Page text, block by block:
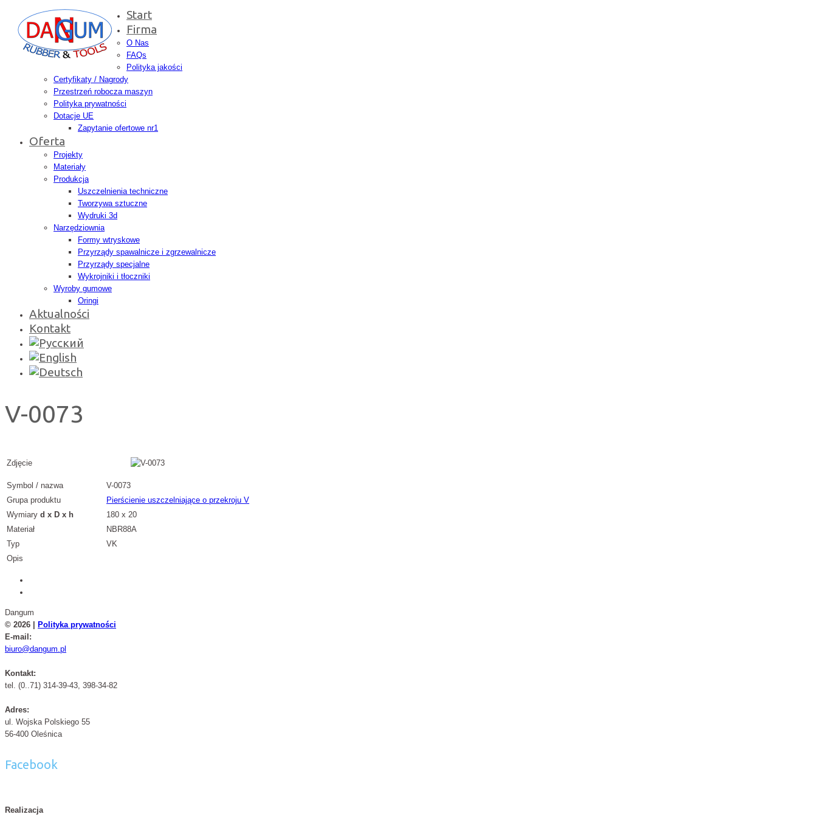
Start
Firma
O Nas
FAQs
Polityka jakości
Certyfikaty / Nagrody
Przestrzeń robocza maszyn
Polityka prywatności
Dotacje UE
Zapytanie ofertowe nr1
Oferta
Projekty
Materiały
Produkcja
Uszczelnienia techniczne
Tworzywa sztuczne
Wydruki 3d
Narzędziownia
Formy wtryskowe
Przyrządy spawalnicze i zgrzewalnicze
Przyrządy specjalne
Wykrojniki i tłoczniki
Wyroby gumowe
Oringi
Aktualności
Kontakt
V-0073
Zdjęcie
Symbol / nazwa
V-0073
Grupa produktu
Pierścienie uszczelniające o przekroju V
Wymiary d x D x h
180 x 20
Materiał
NBR88A
Typ
VK
Opis
Dangum
© 2026 |
Polityka prywatności
E-mail:
biuro@dangum.pl
Kontakt:
tel. (0..71) 314-39-43, 398-34-82
Adres:
ul. Wojska Polskiego 55
56-400 Oleśnica
Facebook
Realizacja